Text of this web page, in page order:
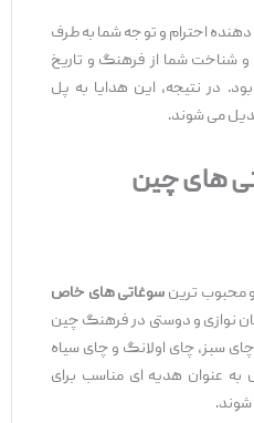
احترام و توجه شما به طرف
شناخت شما از فرهنگ و تاریخ
در نتیجه، این هدایا به پل
می ‌شوند.
های چین
‌ترینسوغاتی‌های خاص
‌نوازی و دوستی در فرهنگ چین
سبز، چای اولانگ و چای سیاه
عنوان هدیه ‌ای مناسب برای